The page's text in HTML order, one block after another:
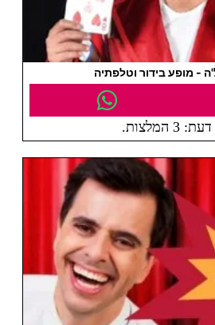
- מופע בידור וטלפתיה
3 המלצות.